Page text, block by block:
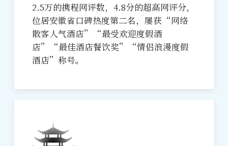
2.5万的携程网评数，4.8分的超高网评分，
位居安徽省口碑热度第二名，屡获“网络
散客人气酒店”“最受欢迎度假酒
店”“最佳酒店餐饮奖”“情侣浪漫度假
酒店”称号。